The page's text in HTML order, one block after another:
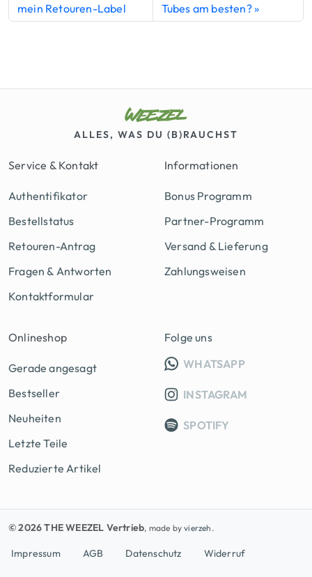
mein Retouren-Label
Tubes am besten?
ALLES, WAS DU (B)RAUCHST
Service & Kontakt
Authentifikator
Bestellstatus
Retouren-Antrag
Fragen & Antworten
Kontaktformular
Informationen
Bonus Programm
Partner-Programm
Versand & Lieferung
Zahlungsweisen
Onlineshop
Gerade angesagt
Bestseller
Neuheiten
Letzte Teile
Reduzierte Artikel
Folge uns
WHATSAPPINFO
INSTAGRAM
SPOTIFY
© 2026 THE WEEZEL Vertrieb, made byvierzeh.
Impressum AGB Datenschutz Widerruf